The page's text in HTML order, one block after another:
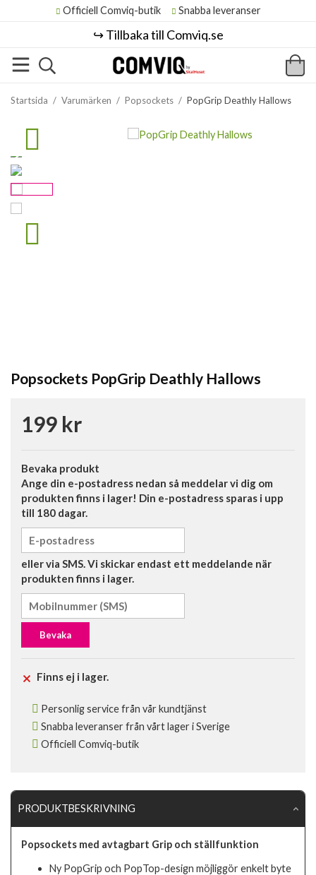
Officiell Comviq-butik Snabba leveranser
↪️ Tillbaka till Comviq.se
Startsida / Varumärken / Popsockets / PopGrip Deathly Hallows
Popsockets PopGrip Deathly Hallows
199 kr
Bevaka produkt
Ange din e-postadress nedan så meddelar vi dig om
produkten finns i lager! Din e-postadress sparas i upp
till 180 dagar.
eller via SMS. Vi skickar endast ett meddelande när
produkten finns i lager.
Bevaka
Finns ej i lager.
Personlig service från vår kundtjänst
Snabba leveranser från vårt lager i Sverige
Officiell Comviq-butik
PRODUKTBESKRIVNING
Popsockets med avtagbart Grip och ställfunktion
Ny PopGrip och PopTop-design möjliggör enkelt byte